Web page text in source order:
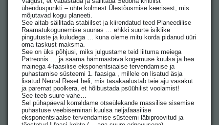
ühenduspunkti – ühte kolmest Ülestõusmise keerisest, mis
mõjutavad kogu planeeti.
See aitab säilitada stabiilset ja kiirendatud teed Planeedilise
Raamatukogunemise suunas … ehkki suurte isiklike
pingutuste ja kuludega … kuna oleme mitu korda pidanud üüri
oma taskust maksma.
See on üks põhjusi, miks julgustame teid liituma meiega
Patreonis … ja saama hämmastava kogemuse kuulsa ja hea
mainega 4-faasilise eksponentsiaalse tervendamise ja
puhastamise süsteemi 1. faasiga , millele on lisatud äsja
lisatud Neural Reset heli, mis tasakaalustab teie aju vasakut
ja paremat poolkera, et hõlbustada psüühilist voolamist!
See teeb suure vahe…
Sel pühapäeval korraldame otseülekande massilise sisemise
puhastuse veebiseminari kuulsa neljafaasilise
eksponentsiaalse tervendamise süsteemi läbiproovitud ja